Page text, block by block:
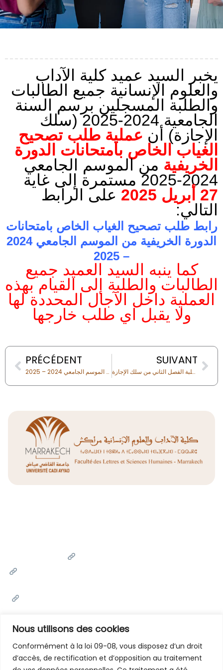
Nous utilisons des cookies
Conformément à la loi 09-08, vous disposez d’un droit
d’accès, de rectification et d’opposition au traitement
يخبر السيد عميد كلية الآداب
والعلوم الإنسانية جميع الطالبات
والطلبة المسجلين برسم السنة
الجامعية 2024-2025 (سلك
الإجازة) أن عملية طلب تصحيح
الغياب الخاص بامتحانات الدورة
الخريفية من الموسم الجامعي
2024-2025 مستمرة إلى غاية
27 أبريل 2025
على الرابط
التالي:
رابط طلب تصحيح الغياب الخاص بامتحانات
الدورة الخريفية من الموسم الجامعي 2024
– 2025
كما ينبه السيد العميد جميع
الطالبات والطلبة إلى القيام بهذه
العملية داخل الآجال المحددة لها
ولا يقبل اي طلب خارجها
PrevPRÉCÉDENT
هام جدا عملية التسجيل لاجتياز امتحانات الدورة الربيعية من الموسم الجامعي 2024 – 2025
SUIVANT
الشروع في تقديم دروس للتقوية لطلبة الفصل الثاني من سلك الإجازة
Portail National de Maroc
Contactez-Nous